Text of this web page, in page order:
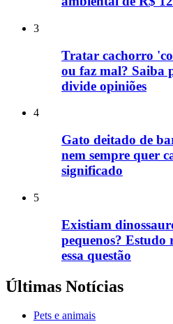
3
Tratar cachorro
ou faz mal? Saiba
divide opiniões
4
Gato deitado de
nem sempre quer
significado
5
Existiam
pequenos? Estudo
essa questão
Últimas Notícias
Pets e animais